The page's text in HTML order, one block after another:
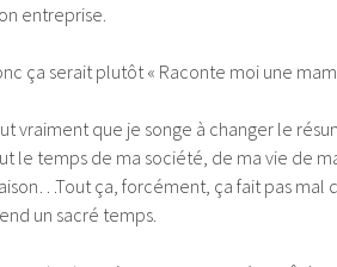
entreprise.
ça serait plutôt « Raconte moi une
vraiment que je songe à changer le
le temps de ma société, de ma vie de
ça, forcément, ça fait pas mal
un sacré temps.